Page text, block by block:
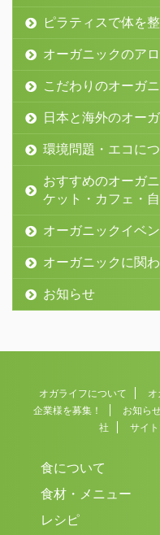
ピラティスで体を
オーガニックのア
こだわりのオーガ
日本と海外のオー
環境問題・エコに
おすすめのオーガ
ケット・カフェ・
オーガニックイベ
オーガニックに関
お知らせ
オガライフについて
企業様を募集！
お知ら
社
サイ
食について
食材・メニュー
レシピ